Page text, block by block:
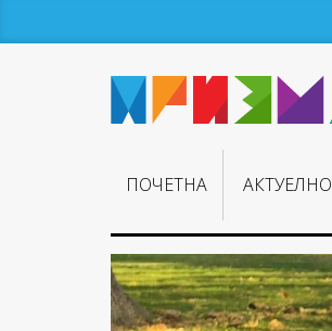
ПОЧЕТНА АКТУЕЛНО